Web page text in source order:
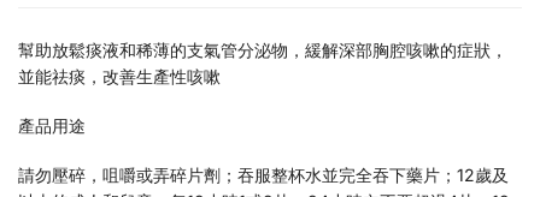
幫助放鬆痰液和稀薄的支氣管分泌物，緩解深部胸腔咳嗽的症狀，
並能祛痰，改善生產性咳嗽
產品用途
請勿壓碎，咀嚼或弄碎片劑；吞服整杯水並完全吞下藥片；12歲及